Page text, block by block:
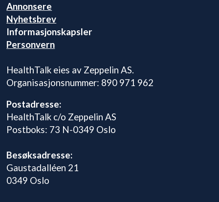
Annonsere
Nyhetsbrev
Informasjonskapsler
Personvern
HealthTalk eies av Zeppelin AS.
Organisasjonsnummer: 890 971 962
Postadresse:
HealthTalk c/o Zeppelin AS
Postboks: 73 N-0349 Oslo
Besøksadresse:
Gaustadalléen 21
0349 Oslo